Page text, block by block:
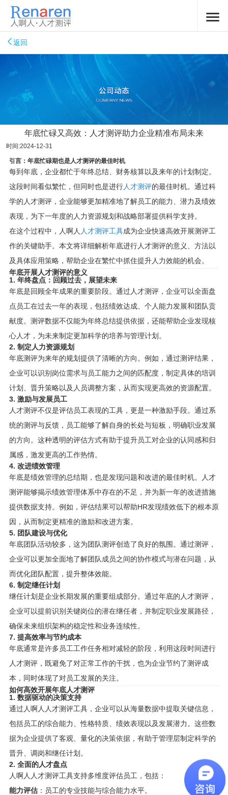
返回
年底忙碌又高效：人才测评助力企业精准布局未来
时间:2024-12-31
引言：年底忙碌期也是人才测评的最佳时机
每到年底，企业都忙于年终总结、财务核算以及来年的计划制定。
这段时间看似繁忙，但同时也是进行人才测评的最佳时机。通过科
学的人才测评，企业能够更加精准地了解员工的能力、潜力及绩效
表现，为下一年度的人力资源规划和战略部署提供科学支持。
在这个过程中，人啊人 人才测评工具成为企业快速高效开展测评工
作的关键助手。本文将详细解析年底进行人才测评的意义、方法以
及具体应用策略，帮助企业在繁忙中抓住提升人力效能的机会。
年底开展人才测评的意义
1. 年终盘点：回顾过去，展望未来
年底是回顾全年成果的重要阶段。通过人才测评，企业可以全面盘
点员工在过去一年的表现，包括绩效达成、个人能力发展和团队贡
献度。测评数据不仅能为年终总结提供依据，还能帮助企业发现核
心人才，为未来制定更加科学的培养与管理计划。
2. 制定人力资源规划
年底测评为来年的规划提供了清晰的方向。例如，通过测评结果，
企业可以识别岗位需求与员工能力之间的匹配度，制定具体的培训
计划、晋升策略以及人员调整方案，从而实现更高效的资源配置。
3. 激励与发展员工
人才测评不仅是评估员工表现的工具，更是一种激励手段。通过系
统的测评与反馈，员工能够了解自身的长处与短板，明确职业发展
的方向。这种透明的评估方式有助于提升员工对企业的认同感和归
属感，激发更高的工作热情。
4. 改进绩效管理
年底是绩效管理的总结期，也是发现问题和改进的最佳时机。人才
测评能够揭示绩效管理体系中存在的不足，并为新一年的改进措施
提供数据支持。例如，评估结果可以帮助HR发现绩效低下的根本原
因，从而制定更精准的激励和改进方案。
5. 团队建设与优化
年底团队活动较多，这为团队测评创造了良好的氛围。通过测评，
企业可以更加全面地了解团队成员之间的协作模式与潜在问题，从
而优化团队配置，提升整体效能。
6. 制定继任计划
继任计划是企业长期发展的重要组成部分。通过年底的人才测评，
企业可以提前识别关键岗位的潜在继任者，并制定职业发展路径，
确保未来组织架构的稳定性和业务连续性。
7. 提高效率与节约成本
年底通常是许多员工工作任务相对减轻的阶段，利用这段时间进行
人才测评，既避免了对正常工作的干扰，也为企业节约了测评成
本，同时体现了对员工发展的关注。
如何高效开展年底人才测评
1. 数据驱动的决策支持
通过人啊人人才测评工具，企业可以从海量数据中提取关键信息，
包括员工的综合能力、性格特质、绩效表现以及发展潜力。这些数
据为企业提供了客观、量化的决策依据，有助于管理层制定科学的
晋升、调岗和继任计划。
2. 全面的人才盘点
人啊人人才测评工具支持多维度评估员工，包括：
能力评估：员工的专业技能与综合能力水平。